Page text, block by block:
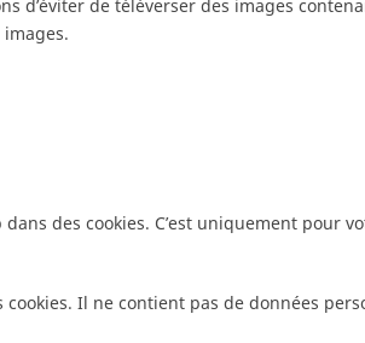
d’éviter de téléverser des images
des cookies. C’est uniquement pour
Il ne contient pas de données